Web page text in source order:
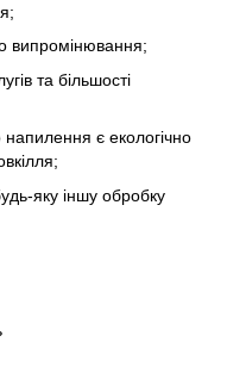
випромінювання;
та більшості
напилення є екологічно
яку іншу обробку